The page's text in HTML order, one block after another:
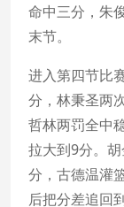
命中三分，朱
末节。
进入第四节比
分，林秉圣两
哲林两罚全中
拉大到9分。
分，古德温灌
后把分差追回